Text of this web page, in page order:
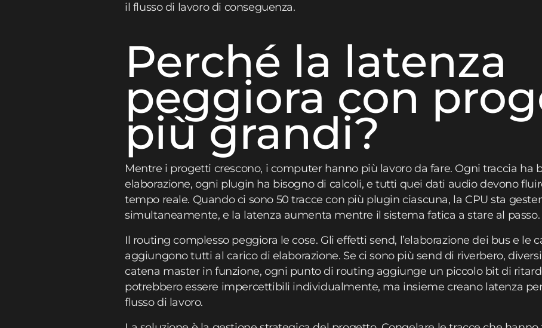
il flusso di lavoro di conseguenza.
Perché la latenza
peggiora con
più grandi?
Mentre i progetti crescono, i computer hanno più lavoro da fare. Ogni traccia ha
elaborazione, ogni plugin ha bisogno di calcoli, e tutti quei dati audio devono
tempo reale. Quando ci sono 50 tracce con più plugin ciascuna, la CPU sta
simultaneamente, e la latenza aumenta mentre il sistema fatica a stare al passo.
Il routing complesso peggiora le cose. Gli effetti send, l’elaborazione dei bus e le
aggiungono tutti al carico di elaborazione. Se ci sono più send di riverbero,
catena master in funzione, ogni punto di routing aggiunge un piccolo bit di
potrebbero essere impercettibili individualmente, ma insieme creano latenza
flusso di lavoro.